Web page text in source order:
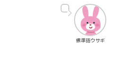
標準語ウサギ